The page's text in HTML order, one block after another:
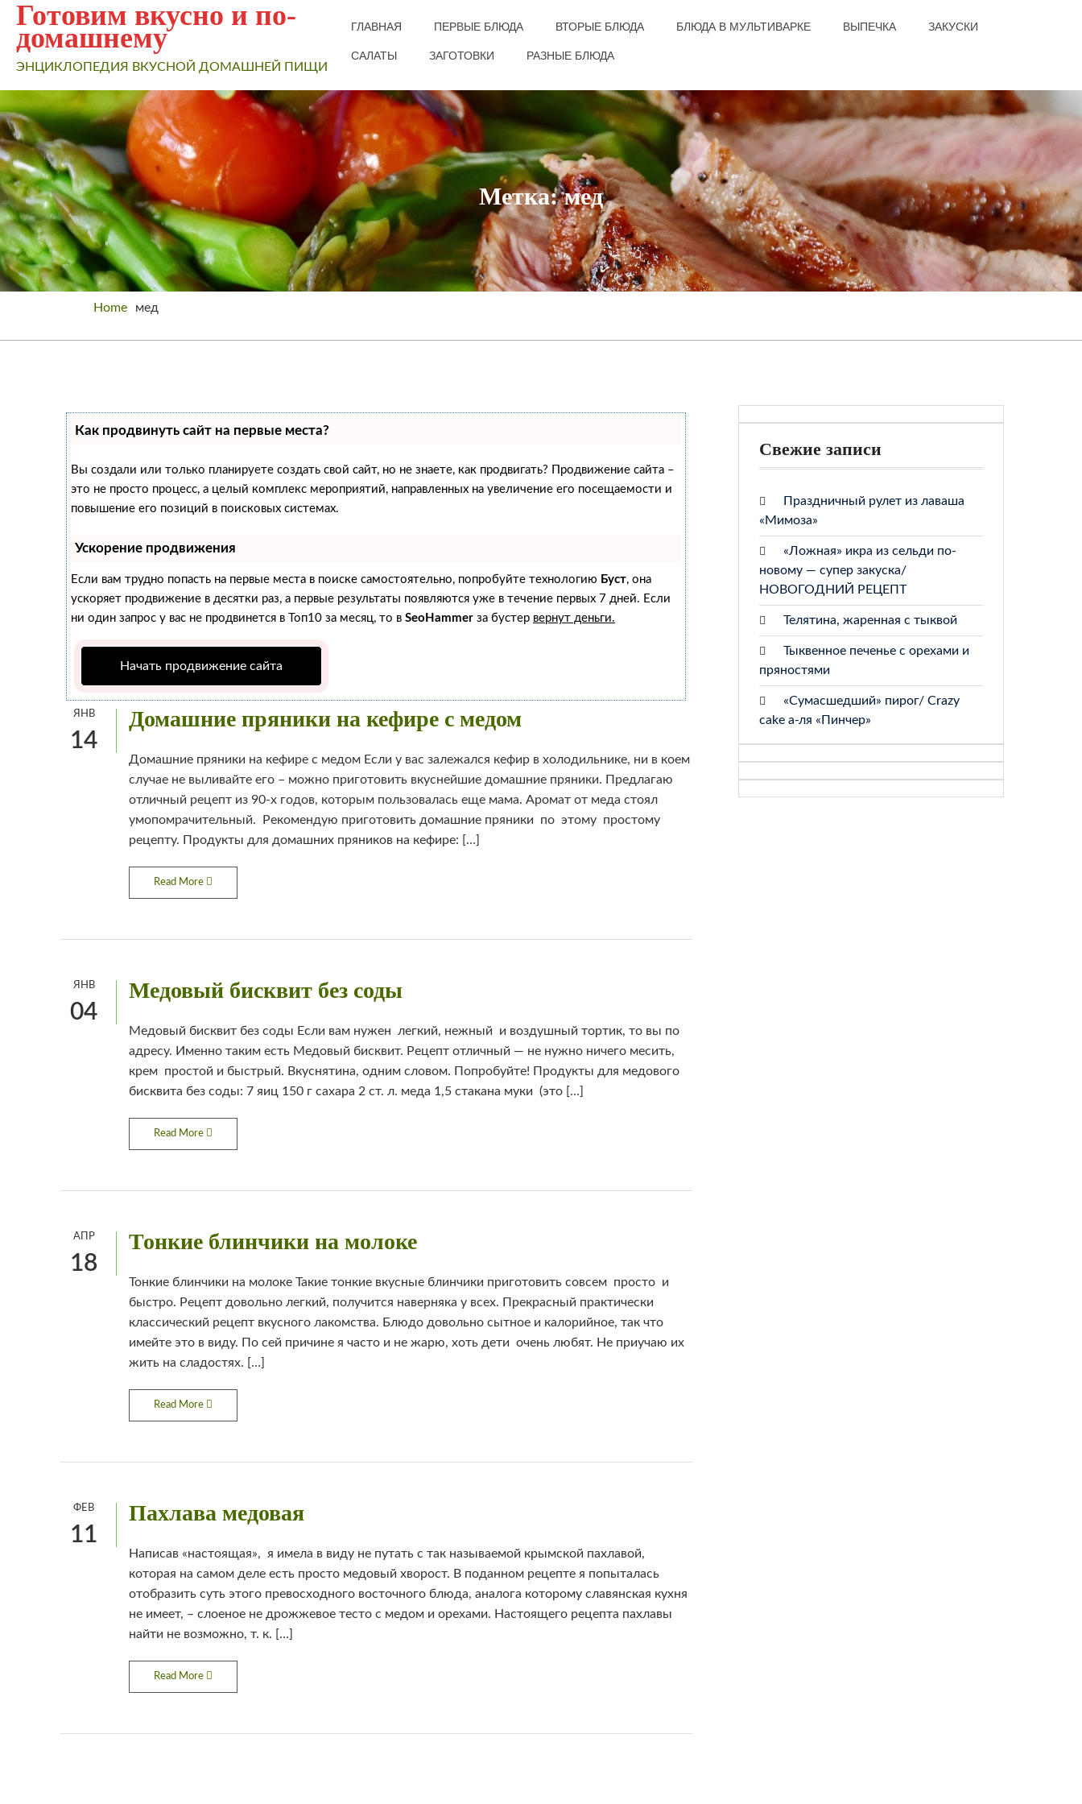
Готовим вкусно и по-
домашнему
ЭНЦИКЛОПЕДИЯ ВКУСНОЙ ДОМАШНЕЙ ПИЩИ
ГЛАВНАЯ ПЕРВЫЕ БЛЮДА ВТОРЫЕ БЛЮДА БЛЮДА В МУЛЬТИВАРКЕ ВЫПЕЧКА ЗАКУСКИ
САЛАТЫ ЗАГОТОВКИ РАЗНЫЕ БЛЮДА
Метка: мед
Home мед
Как продвинуть сайт на первые места?
Вы создали или только планируете создать свой сайт, но не знаете, как продвигать? Продвижение сайта –
это не просто процесс, а целый комплекс мероприятий, направленных на увеличение его посещаемости и
повышение его позиций в поисковых системах.
Ускорение продвижения
Если вам трудно попасть на первые места в поиске самостоятельно, попробуйте технологию Буст, она
ускоряет продвижение в десятки раз, а первые результаты появляются уже в течение первых 7 дней. Если
ни один запрос у вас не продвинется в Топ10 за месяц, то в SeoHammer за бустер вернут деньги.
Начать продвижение сайта
ЯНВ
14
Домашние пряники на кефире с медом
Домашние пряники на кефире с медом Если у вас залежался кефир в холодильнике, ни в коем
случае не выливайте его – можно приготовить вкуснейшие домашние пряники. Предлагаю
отличный рецепт из 90-х годов, которым пользовалась еще мама. Аромат от меда стоял
умопомрачительный. Рекомендую приготовить домашние пряники по этому простому
рецепту. Продукты для домашних пряников на кефире: […]
Read More
ЯНВ
04
Медовый бисквит без соды
Медовый бисквит без соды Если вам нужен легкий, нежный и воздушный тортик, то вы по
адресу. Именно таким есть Медовый бисквит. Рецепт отличный — не нужно ничего месить,
крем простой и быстрый. Вкуснятина, одним словом. Попробуйте! Продукты для медового
бисквита без соды: 7 яиц 150 г сахара 2 ст. л. меда 1,5 стакана муки (это […]
Read More
АПР
18
Тонкие блинчики на молоке
Тонкие блинчики на молоке Такие тонкие вкусные блинчики приготовить совсем просто и
быстро. Рецепт довольно легкий, получится наверняка у всех. Прекрасный практически
классический рецепт вкусного лакомства. Блюдо довольно сытное и калорийное, так что
имейте это в виду. По сей причине я часто и не жарю, хоть дети очень любят. Не приучаю их
жить на сладостях. […]
Read More
ФЕВ
11
Пахлава медовая
Написав «настоящая», я имела в виду не путать с так называемой крымской пахлавой,
которая на самом деле есть просто медовый хворост. В поданном рецепте я попыталась
отобразить суть этого превосходного восточного блюда, аналога которому славянская кухня
не имеет, – слоеное не дрожжевое тесто с медом и орехами. Настоящего рецепта пахлавы
найти не возможно, т. к. […]
Read More
Свежие записи
Праздничный рулет из лаваша
«Мимоза»
«Ложная» икра из сельди по-
новому — супер закуска/
НОВОГОДНИЙ РЕЦЕПТ
Телятина, жаренная с тыквой
Тыквенное печенье с орехами и
пряностями
«Сумасшедший» пирог/ Crazy
cake а-ля «Пинчер»